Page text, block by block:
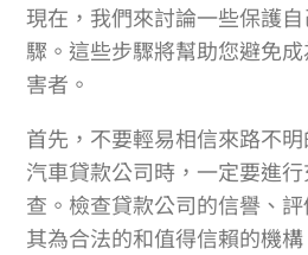
現在，我們來討論一些保護
驟。這些步驟將幫助您避免
害者。
首先，不要輕易相信來路不
汽車貸款公司時，一定要進
查。檢查貸款公司的信譽、
其為合法的和值得信賴的機構